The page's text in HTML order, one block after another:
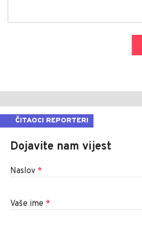
ČITAOCI REPORTERI
Dojavite nam vijest
Naslov *
Vaše ime *